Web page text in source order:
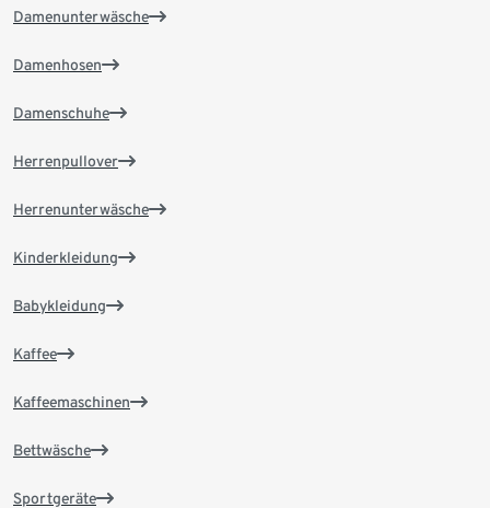
Damenunterwäsche
Damenhosen
Damenschuhe
Herrenpullover
Herrenunterwäsche
Kinderkleidung
Babykleidung
Kaffee
Kaffeemaschinen
Bettwäsche
Sportgeräte